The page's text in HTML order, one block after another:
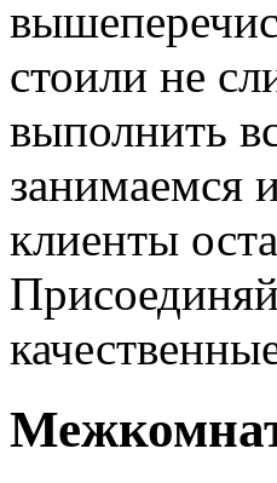
стоили не
выполнить
занимаемся
клиенты